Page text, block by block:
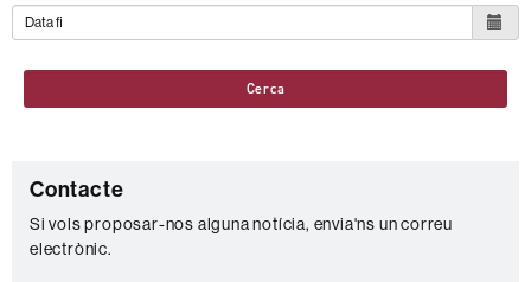
Cerca
C
o
n
Contacte
Si vols proposar-nos alguna notícia, envia'ns un correu
electrònic.